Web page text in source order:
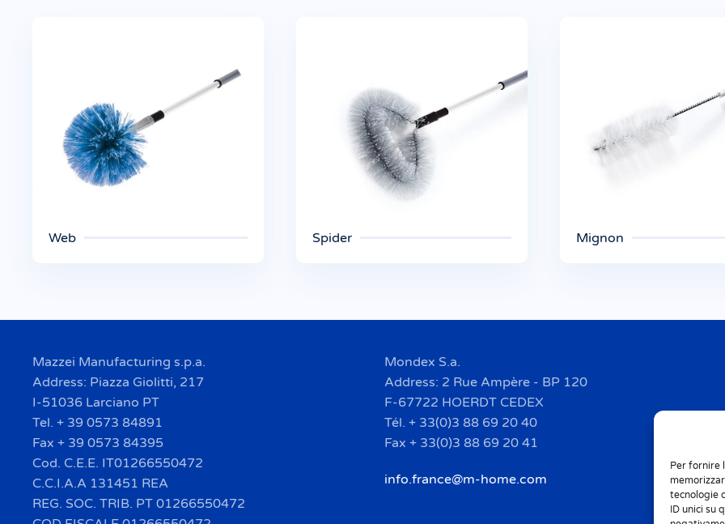
Per fornire
tecnologie
ID unici su
Web Spider Mignon
Mazzei Manufacturing s.p.a.
Address: Piazza Giolitti, 217
I-51036 Larciano PT
Tel. + 39 0573 84891
Fax + 39 0573 84395
Cod. C.E.E. IT01266550472
C.C.I.A.A 131451 REA
REG. SOC. TRIB. PT 01266550472
Mondex S.a.
Address: 2 Rue Ampère - BP 120
F-67722 HOERDT CEDEX
Tél. + 33(0)3 88 69 20 40
Fax + 33(0)3 88 69 20 41
info.france@m-home.com